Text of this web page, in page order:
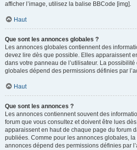
afficher l’image, utilisez la balise BBCode [img].
Haut
Que sont les annonces globales ?
Les annonces globales contiennent des
devez lire dès que possible. Elles apparaissent
dans votre panneau de l’utilisateur. La
globales dépend des permissions définies par
Haut
Que sont les annonces ?
Les annonces contiennent souvent des
forum que vous consultez et doivent être lues
apparaissent en haut de chaque page du forum
publiées. Comme pour les annonces globales,
annonces dépend des permissions définies par